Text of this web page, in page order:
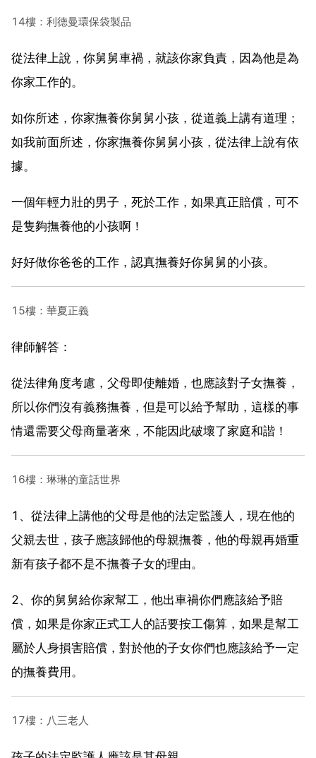
14樓：利德曼環保袋製品
從法律上說，你舅舅車禍，就該你家負責，因為他是為
你家工作的。
如你所述，你家撫養你舅舅小孩，從道義上講有道理；
如我前面所述，你家撫養你舅舅小孩，從法律上說有依
據。
一個年輕力壯的男子，死於工作，如果真正賠償，可不
是隻夠撫養他的小孩啊！
好好做你爸爸的工作，認真撫養好你舅舅的小孩。
15樓：華夏正義
律師解答：
從法律角度考慮，父母即使離婚，也應該對子女撫養，
所以你們沒有義務撫養，但是可以給予幫助，這樣的事
情還需要父母商量著來，不能因此破壞了家庭和諧！
16樓：琳琳的童話世界
1、從法律上講他的父母是他的法定監護人，現在他的
父親去世，孩子應該歸他的母親撫養，他的母親再婚重
新有孩子都不是不撫養子女的理由。
2、你的舅舅給你家幫工，他出車禍你們應該給予賠
償，如果是你家正式工人的話要按工傷算，如果是幫工
屬於人身損害賠償，對於他的子女你們也應該給予一定
的撫養費用。
17樓：八三老人